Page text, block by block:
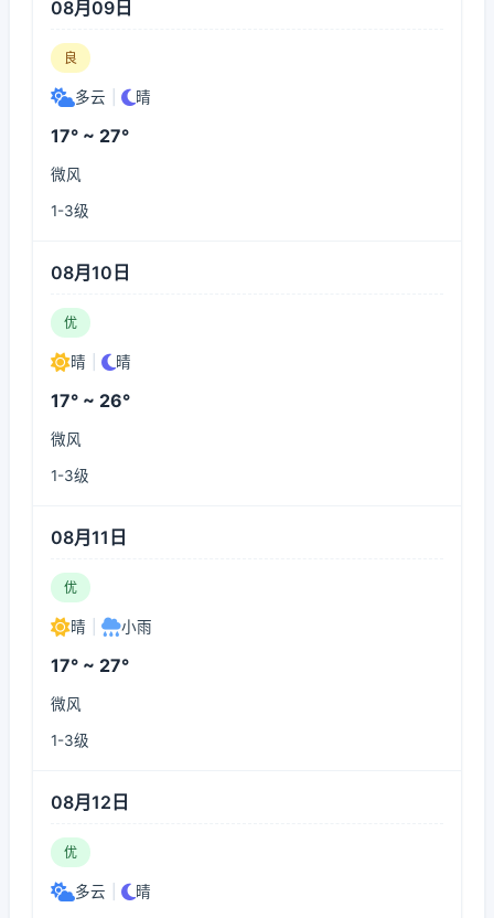
08月09日
良
多云 晴
17° ~ 27°
微风
1-3级
08月10日
优
晴 晴
17° ~ 26°
微风
1-3级
08月11日
优
晴 小雨
17° ~ 27°
微风
1-3级
08月12日
优
多云 晴